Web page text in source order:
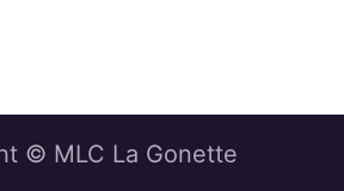
© MLC La Gonette